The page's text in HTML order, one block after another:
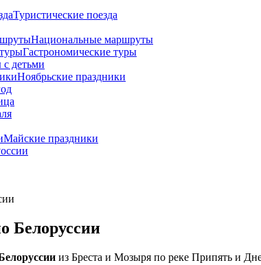
Туристические поезда
Национальные маршруты
Гастрономические туры
детьми
Ноябрьские праздники
Майские праздники
Белоруссии
из Бреста и Мозыря по реке Припять и